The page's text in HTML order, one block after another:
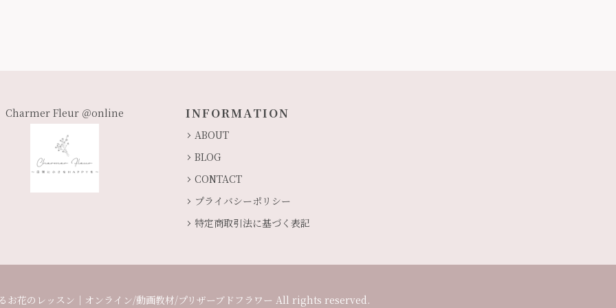
Charmer Fleur ＠online INFORMATION
ABOUT
BLOG
CONTACT
プライバシーポリシー
特定商取引法に基づく表記
お花のレッスン｜オンライン/動画教材/プリザーブドフラワー All rights reserved.